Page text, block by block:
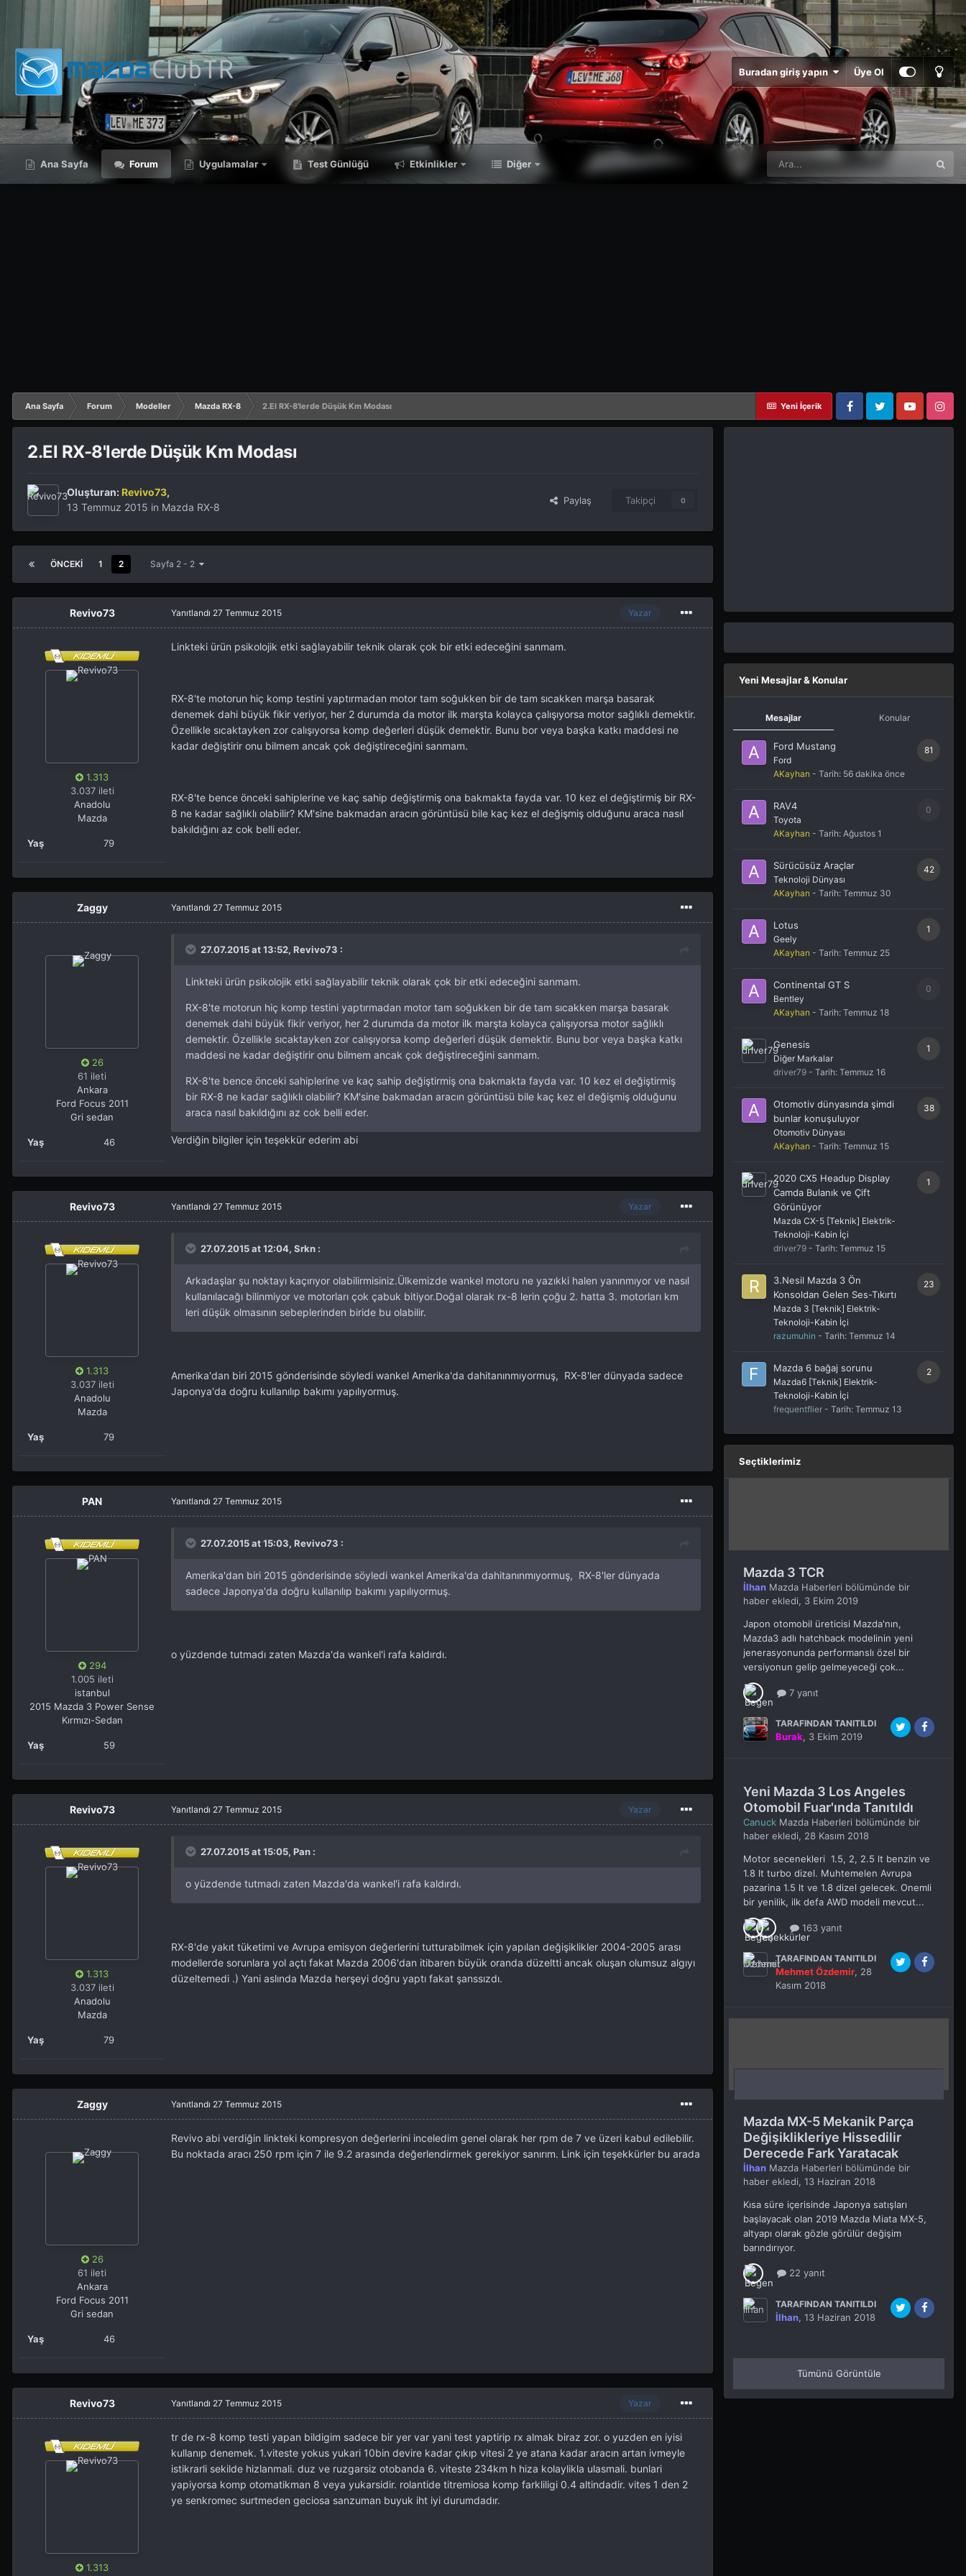
Buradan giriş yapın Üye Ol
Ana Sayfa Forum Uygulamalar Test Günlüğü Etkinlikler Diğer
Yeni İçerik
Ana Sayfa Forum Modeller Mazda RX-8
2.El RX-8'lerde Düşük Km Modası
FacebookTwitter YouTube Instagram
2.El RX-8'lerde Düşük Km Modası
Oluşturan: Revivo73,
13 Temmuz 2015 in Mazda RX-8
Paylaş Takipçi 0
ÖNCEKI 1 2 Sayfa 2 - 2
Revivo73
1.313
3.037 ileti
Anadolu
Mazda
Yaş 79
Yazar
Yanıtlandı 27 Temmuz 2015
Linkteki ürün psikolojik etki sağlayabilir teknik olarak çok bir etki edeceğini sanmam.
RX-8'te motorun hiç komp testini yaptırmadan motor tam soğukken bir de tam sıcakken marşa basarak
denemek dahi büyük fikir veriyor, her 2 durumda da motor ilk marşta kolayca çalışıyorsa motor sağlıklı demektir.
Özellikle sıcaktayken zor calışıyorsa komp değerleri düşük demektir. Bunu bor veya başka katkı maddesi ne
kadar değiştirir onu bilmem ancak çok değiştireceğini sanmam.
RX-8'te bence önceki sahiplerine ve kaç sahip değiştirmiş ona bakmakta fayda var. 10 kez el değiştirmiş bir RX-
8 ne kadar sağlıklı olabilir? KM'sine bakmadan aracın görüntüsü bile kaç kez el değişmiş olduğunu araca nasıl
bakıldığını az cok belli eder.
Zaggy
26
61 ileti
Ankara
Ford Focus 2011
Gri sedan
Yaş 46
Yanıtlandı 27 Temmuz 2015
27.07.2015 at 13:52, Revivo73 :
Linkteki ürün psikolojik etki sağlayabilir teknik olarak çok bir etki edeceğini sanmam.
RX-8'te motorun hiç komp testini yaptırmadan motor tam soğukken bir de tam sıcakken marşa basarak
denemek dahi büyük fikir veriyor, her 2 durumda da motor ilk marşta kolayca çalışıyorsa motor sağlıklı
demektir. Özellikle sıcaktayken zor calışıyorsa komp değerleri düşük demektir. Bunu bor veya başka katkı
maddesi ne kadar değiştirir onu bilmem ancak çok değiştireceğini sanmam.
RX-8'te bence önceki sahiplerine ve kaç sahip değiştirmiş ona bakmakta fayda var. 10 kez el değiştirmiş
bir RX-8 ne kadar sağlıklı olabilir? KM'sine bakmadan aracın görüntüsü bile kaç kez el değişmiş olduğunu
araca nasıl bakıldığını az cok belli eder.
Verdiğin bilgiler için teşekkür ederim abi
Revivo73
1.313
3.037 ileti
Anadolu
Mazda
Yaş 79
Yazar
Yanıtlandı 27 Temmuz 2015
27.07.2015 at 12:04, Srkn :
Arkadaşlar şu noktayı kaçırıyor olabilirmisiniz.Ülkemizde wankel motoru ne yazıkki halen yanınmıyor ve nasıl
kullanılacağı bilinmiyor ve motorları çok çabuk bitiyor.Doğal olarak rx-8 lerin çoğu 2. hatta 3. motorları km
leri düşük olmasının sebeplerinden biride bu olabilir.
Amerika'dan biri 2015 gönderisinde söyledi wankel Amerika'da dahitanınmıyormuş, RX-8'ler dünyada sadece
Japonya'da doğru kullanılıp bakımı yapılıyormuş.
PAN
294
1.005 ileti
istanbul
2015 Mazda 3 Power Sense
Kırmızı-Sedan
Yaş 59
Yanıtlandı 27 Temmuz 2015
27.07.2015 at 15:03, Revivo73 :
Amerika'dan biri 2015 gönderisinde söyledi wankel Amerika'da dahitanınmıyormuş, RX-8'ler dünyada
sadece Japonya'da doğru kullanılıp bakımı yapılıyormuş.
o yüzdende tutmadı zaten Mazda'da wankel'i rafa kaldırdı.
Revivo73
1.313
3.037 ileti
Anadolu
Mazda
Yaş 79
Yazar
Yanıtlandı 27 Temmuz 2015
27.07.2015 at 15:05, Pan :
o yüzdende tutmadı zaten Mazda'da wankel'i rafa kaldırdı.
RX-8'de yakıt tüketimi ve Avrupa emisyon değerlerini tutturabilmek için yapılan değişiklikler 2004-2005 arası
modellerde sorunlara yol açtı fakat Mazda 2006'dan itibaren büyük oranda düzeltti ancak oluşan olumsuz algıyı
düzeltemedi .) Yani aslında Mazda herşeyi doğru yaptı fakat şanssızdı.
Zaggy
26
61 ileti
Ankara
Ford Focus 2011
Gri sedan
Yaş 46
Yanıtlandı 27 Temmuz 2015
Revivo abi verdiğin linkteki kompresyon değerlerini inceledim genel olarak her rpm de 7 ve üzeri kabul edilebilir.
Bu noktada aracı 250 rpm için 7 ile 9.2 arasında değerlendirmek gerekiyor sanırım. Link için teşekkürler bu arada
Revivo73
1.313
Yazar
Yanıtlandı 27 Temmuz 2015
tr de rx-8 komp testi yapan bildigim sadece bir yer var yani test yaptirip rx almak biraz zor. o yuzden en iyisi
kullanıp denemek. 1.viteste yokus yukari 10bin devire kadar çıkıp vitesi 2 ye atana kadar aracın artan ivmeyle
istikrarli sekilde hizlanmali. duz ve ruzgarsiz otobanda 6. viteste 234km h hiza kolaylikla ulasmali. bunlari
yapiyorsa komp otomatikman 8 veya yukarsidir. rolantide titremiosa komp farkliligi 0.4 altindadir. vites 1 den 2
ye senkromec surtmeden geciosa sanzuman buyuk iht iyi durumdadır.
Yeni Mesajlar & Konular
Mesajlar Konular
81
Ford Mustang
Ford
AKayhan - Tarih: 56 dakika önce
0
RAV4
Toyota
AKayhan - Tarih: Ağustos 1
42
Sürücüsüz Araçlar
Teknoloji Dünyası
AKayhan - Tarih: Temmuz 30
1
Lotus
Geely
AKayhan - Tarih: Temmuz 25
0
Continental GT S
Bentley
AKayhan - Tarih: Temmuz 18
1
Genesis
Diğer Markalar
driver79 - Tarih: Temmuz 16
38
Otomotiv dünyasında şimdi
bunlar konuşuluyor
Otomotiv Dünyası
AKayhan - Tarih: Temmuz 15
1
2020 CX5 Headup Display
Camda Bulanık ve Çift
Görünüyor
Mazda CX-5 [Teknik] Elektrik-
Teknoloji-Kabin İçi
driver79 - Tarih: Temmuz 15
23
3.Nesil Mazda 3 Ön
Konsoldan Gelen Ses-Tıkırtı
Mazda 3 [Teknik] Elektrik-
Teknoloji-Kabin İçi
razumuhin - Tarih: Temmuz 14
2
Mazda 6 bağaj sorunu
Mazda6 [Teknik] Elektrik-
Teknoloji-Kabin İçi
frequentflier - Tarih: Temmuz 13
Seçtiklerimiz
Mazda 3 TCR
İlhan Mazda Haberleri bölümünde bir
haber ekledi, 3 Ekim 2019
Japon otomobil üreticisi Mazda'nın,
Mazda3 adlı hatchback modelinin yeni
jenerasyonunda performanslı özel bir
versiyonun gelip gelmeyeceği çok...
7 yanıt
TARAFINDAN TANITILDI
Burak, 3 Ekim 2019
Yeni Mazda 3 Los Angeles
Otomobil Fuar'ında Tanıtıldı
Canuck Mazda Haberleri bölümünde bir
haber ekledi, 28 Kasım 2018
Motor secenekleri 1.5, 2, 2.5 lt benzin ve
1.8 lt turbo dizel. Muhtemelen Avrupa
pazarina 1.5 lt ve 1.8 dizel gelecek. Onemli
bir yenilik, ilk defa AWD modeli mevcut...
163 yanıt
TARAFINDAN TANITILDI
Mehmet Özdemir, 28
Kasım 2018
Mazda MX-5 Mekanik Parça
Değişiklikleriye Hissedilir
Derecede Fark Yaratacak
İlhan Mazda Haberleri bölümünde bir
haber ekledi, 13 Haziran 2018
Kısa süre içerisinde Japonya satışları
başlayacak olan 2019 Mazda Miata MX-5,
altyapı olarak gözle görülür değişim
barındırıyor.
22 yanıt
TARAFINDAN TANITILDI
İlhan, 13 Haziran 2018
Tümünü Görüntüle